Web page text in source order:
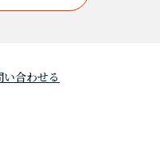
合わせる